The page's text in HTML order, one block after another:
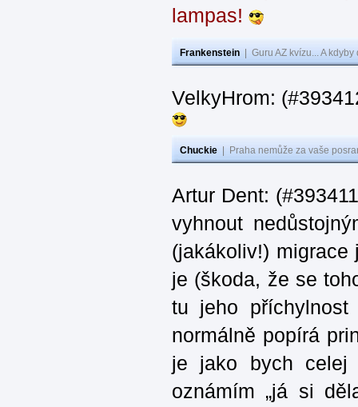
lampas!
Frankenstein Guru AZ kvízu... A
VelkyHrom:
Chuckie Praha nemůže za vaše
Artur Dent:
vyhnout
(jakákoliv!)
je (škoda, že se
tu jeho
normálně popírá
je jako bych celej
oznámím „já si